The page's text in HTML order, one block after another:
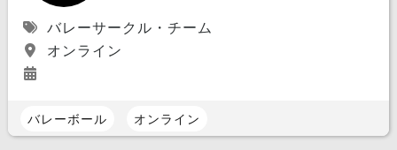
バレーサークル・チーム
オンライン
バレーボール オンライン